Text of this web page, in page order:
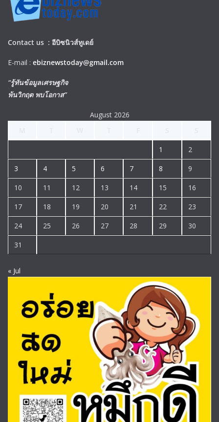
Contact us : อีบิซนิวส์ทูเดย์
E-mail : ebiznewstoday@gmail.com
“รู้ทันข้อมูลเศรษฐกิจ
พ้นวิกฤต พบโอกาส”
August 2026
1 2
3 4 5 6 7 8 9
10 11 12 13 14 15 16
17 18 19 20 21 22 23
24 25 26 27 28 29 30
31
« Jul